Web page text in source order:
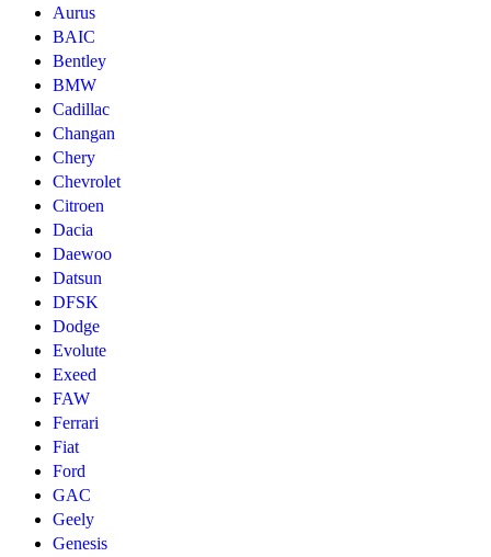
Aurus
BAIC
Bentley
BMW
Cadillac
Changan
Chery
Chevrolet
Citroen
Dacia
Daewoo
Datsun
DFSK
Dodge
Evolute
Exeed
FAW
Ferrari
Fiat
Ford
GAC
Geely
Genesis